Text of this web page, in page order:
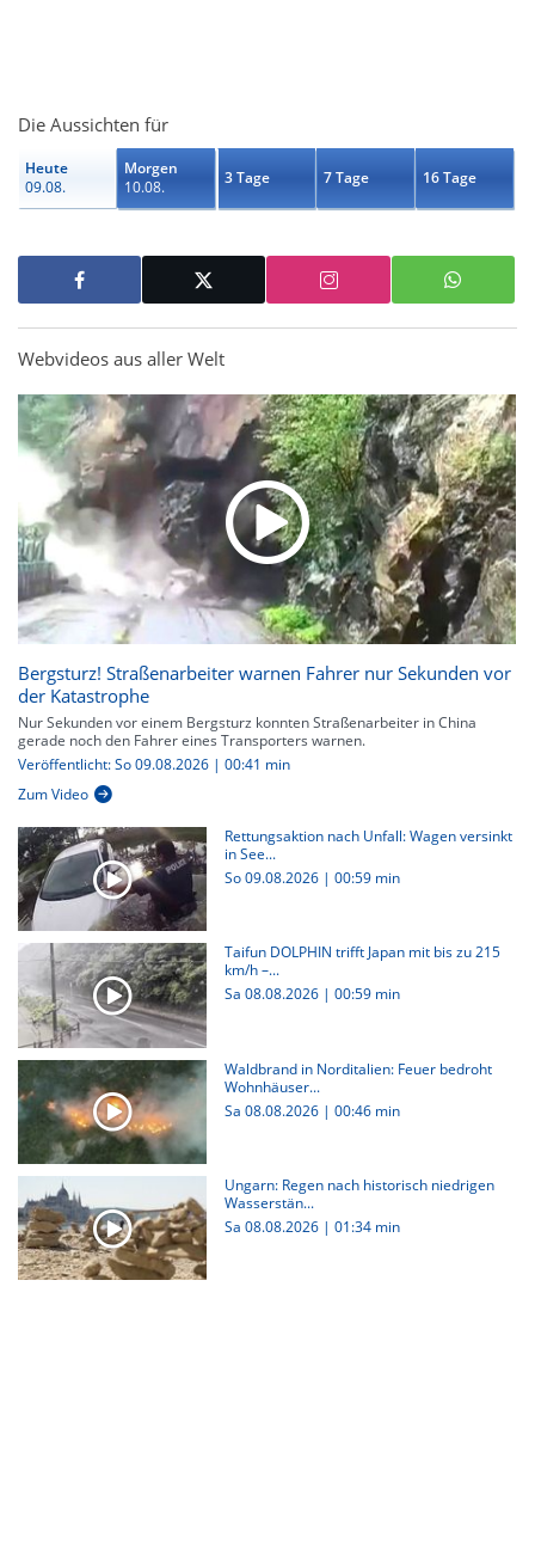
Die Aussichten für
Heute
09.08.
Morgen
10.08.
3 Tage 7 Tage 16 Tage
Webvideos aus aller Welt
Bergsturz! Straßenarbeiter warnen Fahrer nur Sekunden vor
der Katastrophe
Nur Sekunden vor einem Bergsturz konnten Straßenarbeiter in China
gerade noch den Fahrer eines Transporters warnen.
Veröffentlicht: So 09.08.2026 | 00:41 min
Zum Video
Rettungsaktion nach Unfall: Wagen versinkt
in See...
So 09.08.2026 | 00:59 min
Taifun DOLPHIN trifft Japan mit bis zu 215
km/h –...
Sa 08.08.2026 | 00:59 min
Waldbrand in Norditalien: Feuer bedroht
Wohnhäuser...
Sa 08.08.2026 | 00:46 min
Ungarn: Regen nach historisch niedrigen
Wasserstän...
Sa 08.08.2026 | 01:34 min